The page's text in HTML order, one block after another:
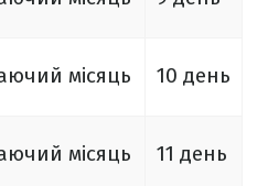
місяць 10 день
місяць 11 день